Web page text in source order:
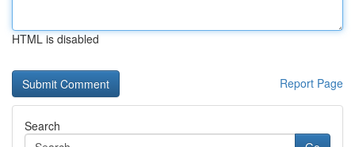
HTML is disabled
Report Page
Search